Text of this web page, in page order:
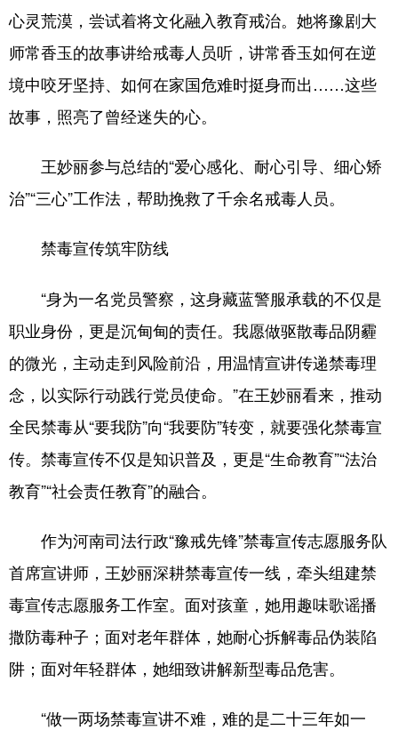
心灵荒漠，尝试着将文化融入教育戒治。她将豫剧大
师常香玉的故事讲给戒毒人员听，讲常香玉如何在逆
境中咬牙坚持、如何在家国危难时挺身而出……这些
故事，照亮了曾经迷失的心。
王妙丽参与总结的“爱心感化、耐心引导、细心矫
治”“三心”工作法，帮助挽救了千余名戒毒人员。
禁毒宣传筑牢防线
“身为一名党员警察，这身藏蓝警服承载的不仅是
职业身份，更是沉甸甸的责任。我愿做驱散毒品阴霾
的微光，主动走到风险前沿，用温情宣讲传递禁毒理
念，以实际行动践行党员使命。”在王妙丽看来，推动
全民禁毒从“要我防”向“我要防”转变，就要强化禁毒宣
传。禁毒宣传不仅是知识普及，更是“生命教育”“法治
教育”“社会责任教育”的融合。
作为河南司法行政“豫戒先锋”禁毒宣传志愿服务队
首席宣讲师，王妙丽深耕禁毒宣传一线，牵头组建禁
毒宣传志愿服务工作室。面对孩童，她用趣味歌谣播
撒防毒种子；面对老年群体，她耐心拆解毒品伪装陷
阱；面对年轻群体，她细致讲解新型毒品危害。
“做一两场禁毒宣讲不难，难的是二十三年如一